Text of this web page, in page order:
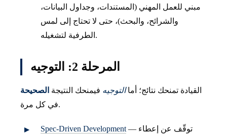
مبني للعمل المهني (المستندات، وجداول البيانات،
والشرائح، والبحث)، حتى لا تحتاج إلى لمس
الطرفية لتشغيله.
المرحلة 2: التوجيه
القيادة تمنحك نتائج؛ أماالتوجيه فيمنحك النتيجة الصحيحة
في كل مرة.
Spec-Driven Development — توقّف عن إعطاء